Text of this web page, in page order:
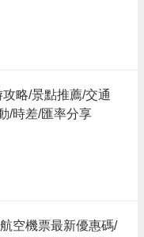
略/景點推薦/交通
/時差/匯率分享
空機票最新優惠碼/